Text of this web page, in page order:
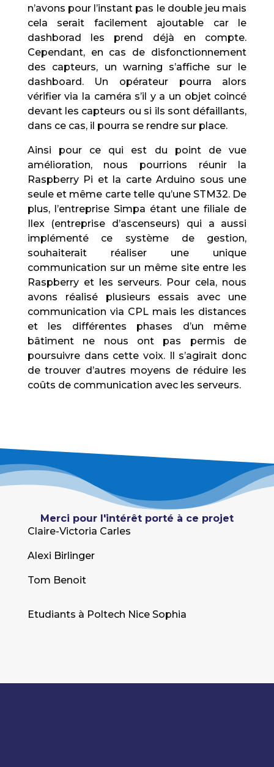
n’avons pour l’instant pas le double jeu mais
cela serait facilement ajoutable car le
dashborad les prend déjà en compte.
Cependant, en cas de disfonctionnement
des capteurs, un warning s’affiche sur le
dashboard. Un opérateur pourra alors
vérifier via la caméra s’il y a un objet coincé
devant les capteurs ou si ils sont défaillants,
dans ce cas, il pourra se rendre sur place.
Ainsi pour ce qui est du point de vue
amélioration, nous pourrions réunir la
Raspberry Pi et la carte Arduino sous une
seule et même carte telle qu’une STM32. De
plus, l’entreprise Simpa étant une filiale de
Ilex (entreprise d’ascenseurs) qui a aussi
implémenté ce système de gestion,
souhaiterait réaliser une unique
communication sur un même site entre les
Raspberry et les serveurs. Pour cela, nous
avons réalisé plusieurs essais avec une
communication via CPL mais les distances
et les différentes phases d’un même
bâtiment ne nous ont pas permis de
poursuivre dans cette voix. Il s’agirait donc
de trouver d’autres moyens de réduire les
coûts de communication avec les serveurs.
Merci pour l'intérêt porté à ce projet
Claire-Victoria Carles
Alexi Birlinger
Tom Benoit
Etudiants à Poltech Nice Sophia